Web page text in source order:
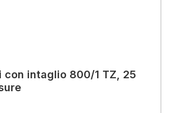
con intaglio 800/1 TZ, 25